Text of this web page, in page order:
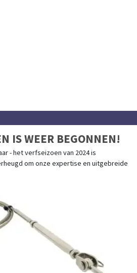
IS WEER BEGONNEN!
- het verfseizoen van 2024 is
om onze expertise en uitgebreide